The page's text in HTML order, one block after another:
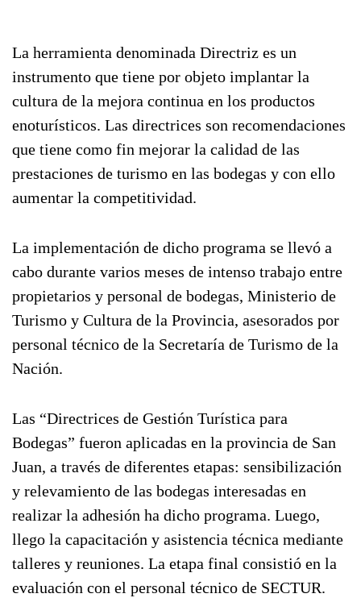
La herramienta denominada Directriz es un
instrumento que tiene por objeto implantar la
cultura de la mejora continua en los productos
enoturísticos. Las directrices son recomendaciones
que tiene como fin mejorar la calidad de las
prestaciones de turismo en las bodegas y con ello
aumentar la competitividad.
La implementación de dicho programa se llevó a
cabo durante varios meses de intenso trabajo entre
propietarios y personal de bodegas, Ministerio de
Turismo y Cultura de la Provincia, asesorados por
personal técnico de la Secretaría de Turismo de la
Nación.
Las “Directrices de Gestión Turística para
Bodegas” fueron aplicadas en la provincia de San
Juan, a través de diferentes etapas: sensibilización
y relevamiento de las bodegas interesadas en
realizar la adhesión ha dicho programa. Luego,
llego la capacitación y asistencia técnica mediante
talleres y reuniones. La etapa final consistió en la
evaluación con el personal técnico de SECTUR.